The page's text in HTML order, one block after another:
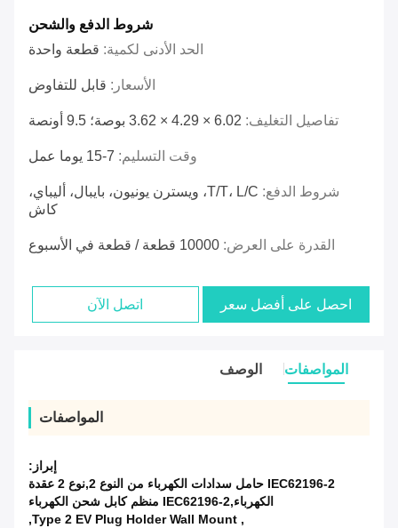
شروط الدفع والشحن
الحد الأدنى لكمية: قطعة واحدة
الأسعار: قابل للتفاوض
تفاصيل التغليف: 6.02 × 4.29 × 3.62 بوصة؛ 9.5 أونصة
وقت التسليم: 7-15 يوما عمل
شروط الدفع:
T/T، L/C، ويسترن يونيون، بايبال، أليباي،
كاش
القدرة على العرض: 10000 قطعة / قطعة في الأسبوع
احصل على أفضل سعر اتصل الآن
المواصفات الوصف
المواصفات
إبراز:
IEC62196-2 حامل سدادات الكهرباء من النوع 2,نوع 2 عقدة
الكهرباء,IEC62196-2 منظم كابل شحن الكهرباء
,
Type 2 EV Plug Holder Wall Mount
,